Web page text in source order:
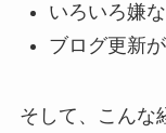
いろいろ嫌
ブログ更新
そして、こんな